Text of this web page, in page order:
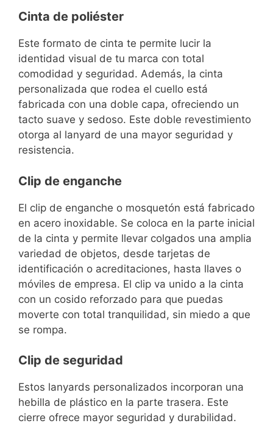
Cinta de poliéster
Este formato de cinta te permite lucir la
identidad visual de tu marca con total
comodidad y seguridad. Además, la cinta
personalizada que rodea el cuello está
fabricada con una doble capa, ofreciendo un
tacto suave y sedoso. Este doble revestimiento
otorga al lanyard de una mayor seguridad y
resistencia.
Clip de enganche
El clip de enganche o mosquetón está fabricado
en acero inoxidable. Se coloca en la parte inicial
de la cinta y permite llevar colgados una amplia
variedad de objetos, desde tarjetas de
identificación o acreditaciones, hasta llaves o
móviles de empresa. El clip va unido a la cinta
con un cosido reforzado para que puedas
moverte con total tranquilidad, sin miedo a que
se rompa.
Clip de seguridad
Estos lanyards personalizados incorporan una
hebilla de plástico en la parte trasera. Este
cierre ofrece mayor seguridad y durabilidad.